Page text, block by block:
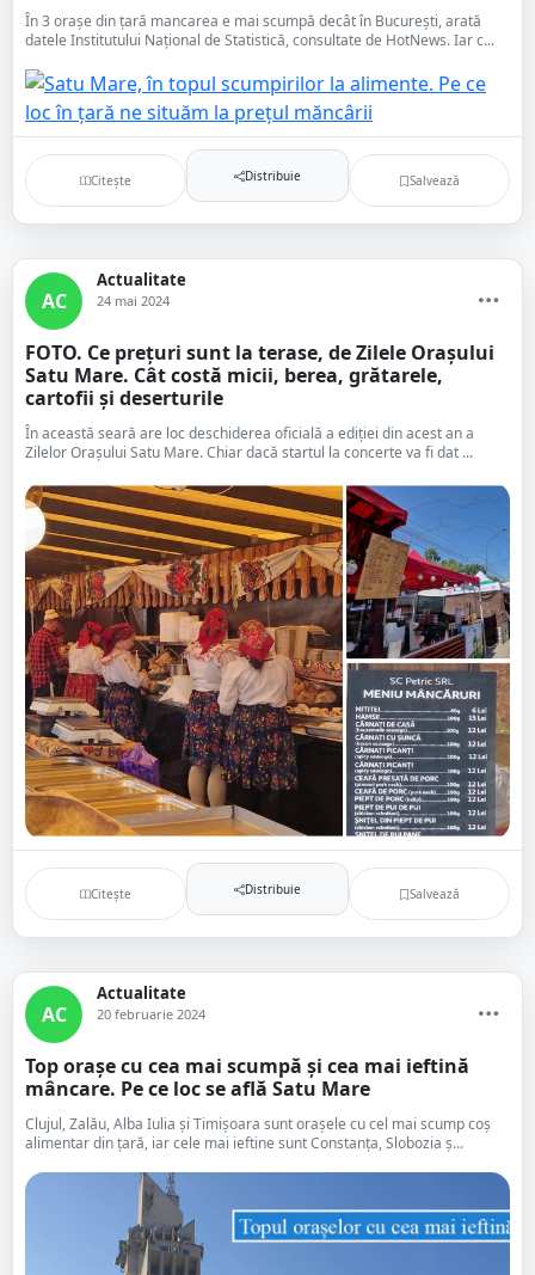
În 3 orașe din țară mancarea e mai scumpă decât în București, arată
datele Institutului Național de Statistică, consultate de HotNews. Iar c...
Citește Distribuie Salvează
AC
Actualitate
24 mai 2024
FOTO. Ce prețuri sunt la terase, de Zilele Orașului
Satu Mare. Cât costă micii, berea, grătarele,
cartofii și deserturile
În această seară are loc deschiderea oficială a ediției din acest an a
Zilelor Orașului Satu Mare. Chiar dacă startul la concerte va fi dat ...
Citește Distribuie Salvează
AC
Actualitate
20 februarie 2024
Top orașe cu cea mai scumpă și cea mai ieftină
mâncare. Pe ce loc se află Satu Mare
Clujul, Zalău, Alba Iulia și Timișoara sunt orașele cu cel mai scump coș
alimentar din țară, iar cele mai ieftine sunt Constanța, Slobozia ș...